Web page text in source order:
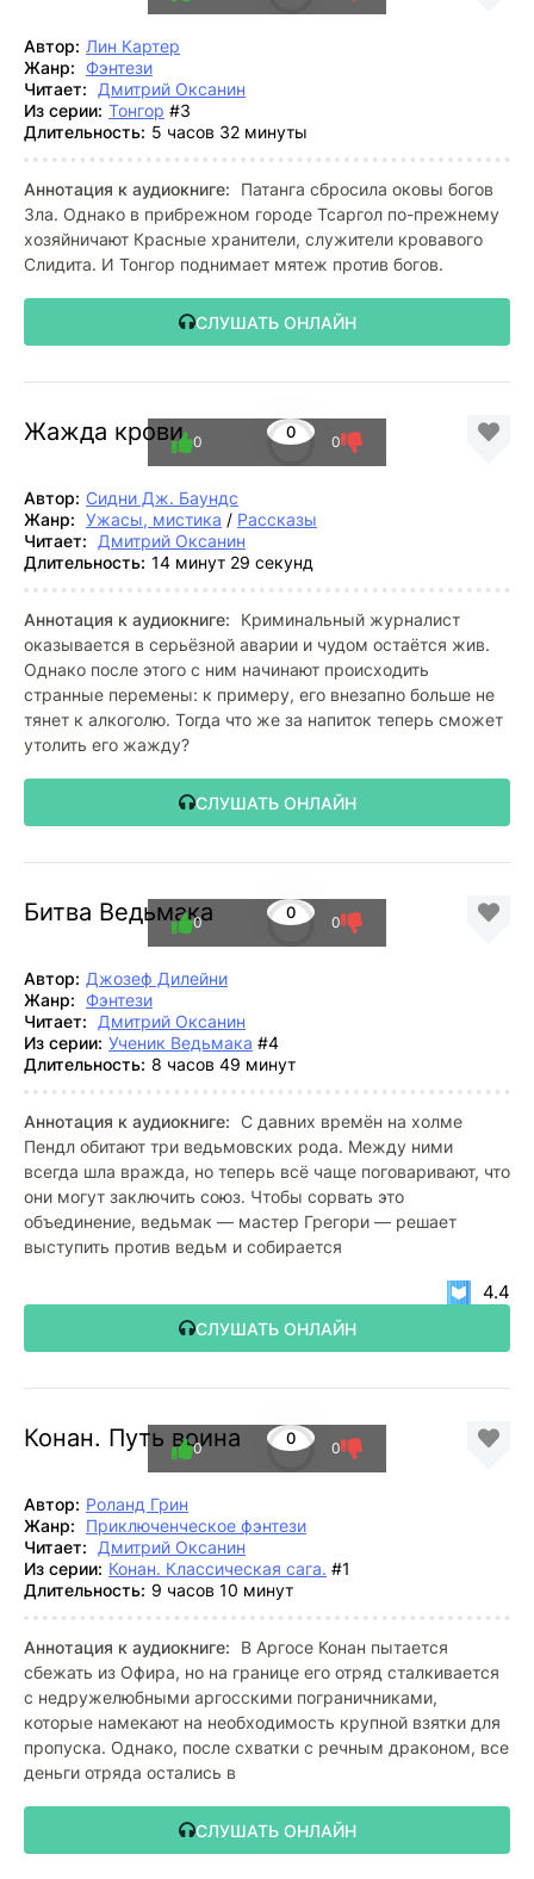
Автор: Лин Картер
Жанр:
Фэнтези
Читает:
Дмитрий Оксанин
Из серии: Тонгор #3
Длительность: 5 часов 32 минуты
Аннотация к аудиокниге:
Патанга сбросила оковы богов
Зла. Однако в прибрежном городе Тсаргол по-прежнему
хозяйничают Красные хранители, служители кровавого
Слидита. И Тонгор поднимает мятеж против богов.
СЛУШАТЬ ОНЛАЙН
Жажда крови 0
0 0
Автор: Сидни Дж. Баундс
Жанр: Ужасы, мистика / Рассказы
Читает:
Дмитрий Оксанин
Длительность: 14 минут 29 секунд
Аннотация к аудиокниге:
Криминальный журналист
оказывается в серьёзной аварии и чудом остаётся жив.
Однако после этого с ним начинают происходить
странные перемены: к примеру, его внезапно больше не
тянет к алкоголю. Тогда что же за напиток теперь сможет
утолить его жажду?
СЛУШАТЬ ОНЛАЙН
Битва Ведьмака 0
0 0
Автор: Джозеф Дилейни
Жанр:
Фэнтези
Читает:
Дмитрий Оксанин
Из серии: Ученик Ведьмака #4
Длительность: 8 часов 49 минут
Аннотация к аудиокниге: С давних времён на холме
Пендл обитают три ведьмовских рода. Между ними
всегда шла вражда, но теперь всё чаще поговаривают, что
они могут заключить союз. Чтобы сорвать это
объединение, ведьмак — мастер Грегори — решает
выступить против ведьм и собирается
СЛУШАТЬ ОНЛАЙН
4.4
Конан. Путь воина 0
0 0
Автор: Роланд Грин
Жанр:
Приключенческое фэнтези
Читает:
Дмитрий Оксанин
Из серии: Конан. Классическая сага. #1
Длительность: 9 часов 10 минут
Аннотация к аудиокниге:
В Аргосе Конан пытается
сбежать из Офира, но на границе его отряд сталкивается
с недружелюбными аргосскими пограничниками,
которые намекают на необходимость крупной взятки для
пропуска. Однако, после схватки с речным драконом, все
деньги отряда остались в
СЛУШАТЬ ОНЛАЙН